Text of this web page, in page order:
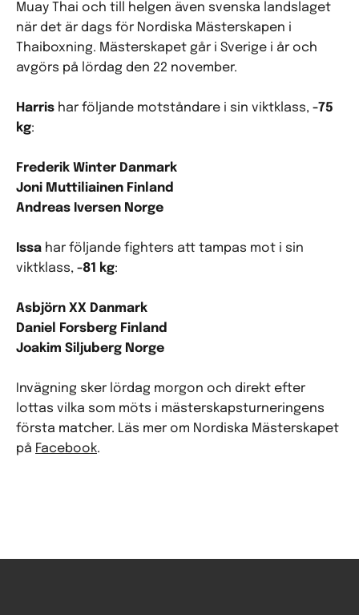
Muay Thai och till helgen även svenska landslaget
när det är dags för Nordiska Mästerskapen i
Thaiboxning. Mästerskapet går i Sverige i år och
avgörs på lördag den 22 november.
Harris har följande motståndare i sin viktklass, -75
kg:
Frederik Winter Danmark
Joni Muttiliainen Finland
Andreas Iversen Norge
Issa har följande fighters att tampas mot i sin
viktklass, -81 kg:
Asbjörn XX Danmark
Daniel Forsberg Finland
Joakim Siljuberg Norge
Invägning sker lördag morgon och direkt efter
lottas vilka som möts i mästerskapsturneringens
första matcher. Läs mer om Nordiska Mästerskapet
på Facebook.